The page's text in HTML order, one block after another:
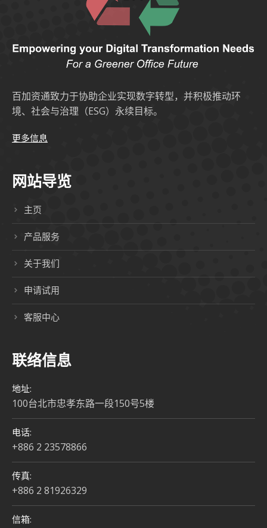
百加资通致力于协助企业实现数字转型，并积极推动环
境、社会与治理（ESG）永续目标。
更多信息
网站导览
主页
产品服务
关于我们
申请试用
客服中心
联络信息
地址:
100台北市忠孝东路一段150号5楼
电话:
+886 2 23578866
传真:
+886 2 81926329
信箱: